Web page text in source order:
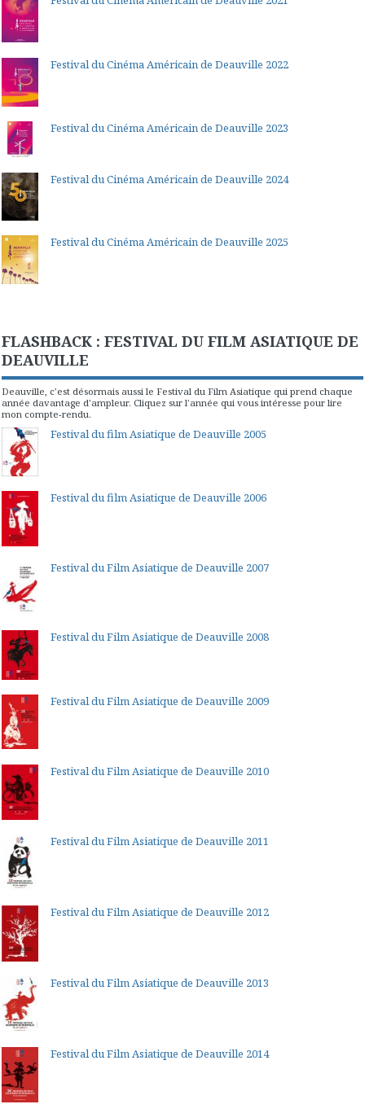
Festival du Cinéma Américain de Deauville 2022
Festival du Cinéma Américain de Deauville 2023
Festival du Cinéma Américain de Deauville 2024
Festival du Cinéma Américain de Deauville 2025
FLASHBACK : FESTIVAL DU FILM ASIATIQUE DE
DEAUVILLE
Deauville, c'est désormais aussi le Festival du Film Asiatique qui prend chaque
année davantage d'ampleur. Cliquez sur l'année qui vous intéresse pour lire
mon compte-rendu.
Festival du film Asiatique de Deauville 2005
Festival du film Asiatique de Deauville 2006
Festival du Film Asiatique de Deauville 2007
Festival du Film Asiatique de Deauville 2008
Festival du Film Asiatique de Deauville 2009
Festival du Film Asiatique de Deauville 2010
Festival du Film Asiatique de Deauville 2011
Festival du Film Asiatique de Deauville 2012
Festival du Film Asiatique de Deauville 2013
Festival du Film Asiatique de Deauville 2014